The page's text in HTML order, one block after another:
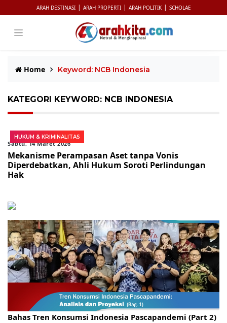
ARAH DESTINASI | ARAH PROPERTI | ARAH POLITIK | SCHOLAE
Home Keyword: NCB Indonesia
KATEGORI KEYWORD: NCB INDONESIA
HUKUM & KRIMINALITAS
Sabtu, 14 Maret 2026
Mekanisme Perampasan Aset tanpa Vonis
Diperdebatkan, Ahli Hukum Soroti Perlindungan
Hak
Gelar Kopdar, KBC Jakarta Raya Hadirkan Pakar Ritel
Bahas Tren Konsumsi Indonesia Pascapandemi (Part 2)